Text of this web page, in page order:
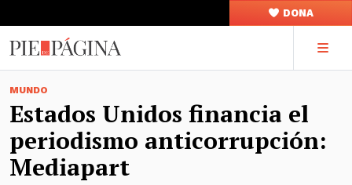
DONA
MUNDO
Estados Unidos financia el
periodismo anticorrupción:
Mediapart